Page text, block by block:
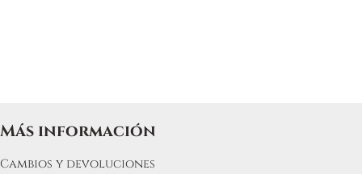
Más información
Cambios y devoluciones